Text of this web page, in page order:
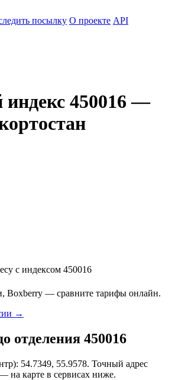
посылку О проекте API
450016 —
с индексом 450016
Boxberry — сравните тарифы онлайн.
→
отделения 450016
54.7349, 55.9578. Точный адрес
карте в сервисах ниже.